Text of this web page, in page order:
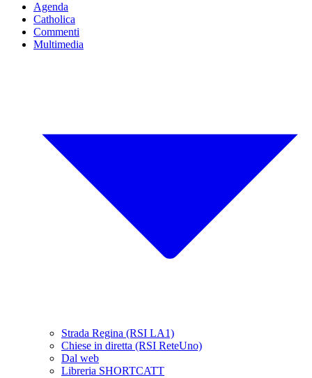
Agenda
Catholica
Commenti
Multimedia
Strada Regina (RSI LA1)
Chiese in diretta (RSI ReteUno)
Dal web
Libreria SHORTCATT